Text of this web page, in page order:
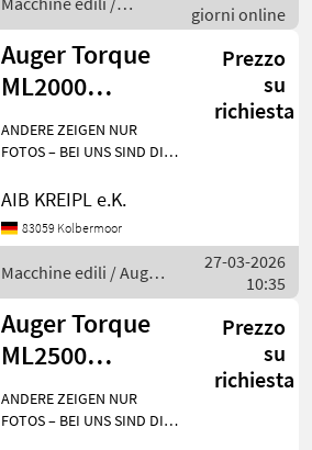
Einfach anf
Auger Torque
giorni online
Auger Torque
ML2000
Erdbohrer für
Minilader
Prezzo
su
richiesta
ANDERE ZEIGEN NUR
FOTOS – BEI UNS SIND DIE
Besichtigen - anfassen -
WARUM WARTEN, WENN´S
Einfach anf
AIB KREIPL e.K.
83059 Kolbermoor
Macchine edili / Auger
Torque
27-03-2026
10:35
Auger Torque
ML2500
Erdbohrer für
Minilader
Prezzo
su
richiesta
ANDERE ZEIGEN NUR
FOTOS – BEI UNS SIND DIE